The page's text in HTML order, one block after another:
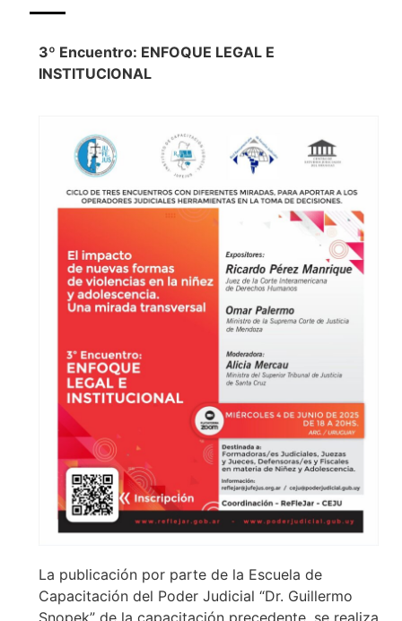
3º Encuentro: ENFOQUE LEGAL E
INSTITUCIONAL
La publicación por parte de la Escuela de
Capacitación del Poder Judicial “Dr. Guillermo
Snopek” de la capacitación precedente, se realiza